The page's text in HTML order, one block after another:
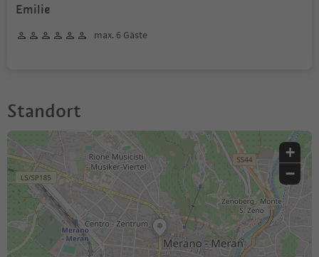
Emilie
max. 6 Gäste
Standort
+
−